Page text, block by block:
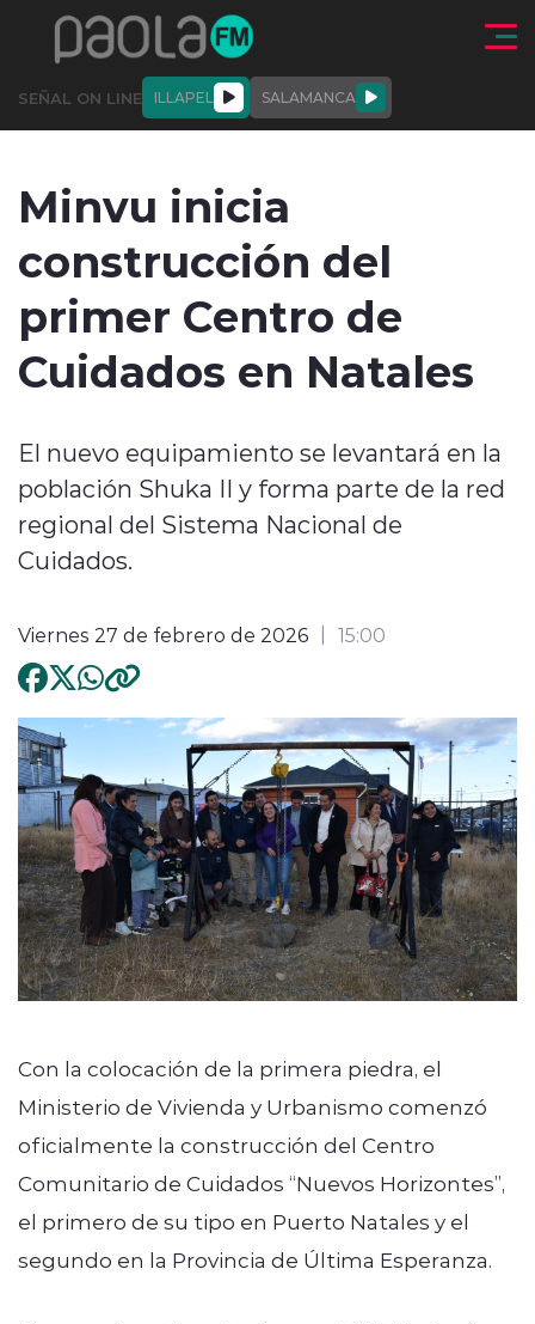
Click acá para ir directamente al contenido
SEÑAL ON LINE ILLAPEL SALAMANCA
ACTUALIDAD DEPORTES
modo claro
Minvu inicia
construcción del
primer Centro de
Cuidados en Natales
El nuevo equipamiento se levantará en la
población Shuka II y forma parte de la red
regional del Sistema Nacional de
Cuidados.
Viernes 27 de febrero de 2026 15:00
Con la colocación de la primera piedra, el
Ministerio de Vivienda y Urbanismo comenzó
oficialmente la construcción del Centro
Comunitario de Cuidados “Nuevos Horizontes”,
el primero de su tipo en Puerto Natales y el
segundo en la Provincia de Última Esperanza.